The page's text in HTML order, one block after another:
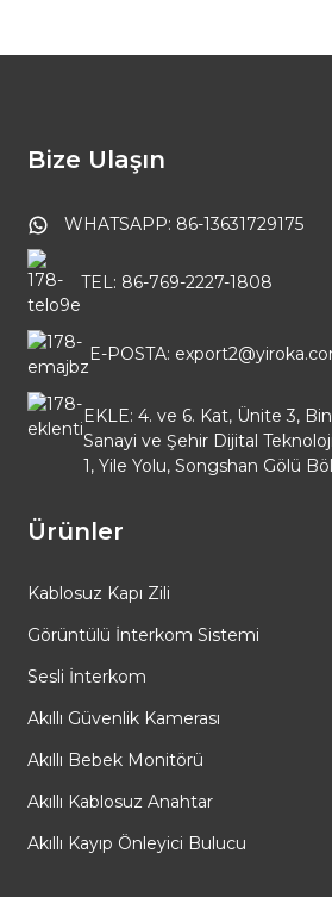
Bize Ulaşın
WHATSAPP: 86-13631729175
TEL: 86-769-2227-1808
E-POSTA:
EKLE: 4. ve 6. Kat, Ünite 3,
Sanayi ve Şehir Dijital
1, Yile Yolu, Songshan Gölü
Ürünler
Kablosuz Kapı Zili
Görüntülü İnterkom Sistemi
Sesli İnterkom
Akıllı Güvenlik Kamerası
Akıllı Bebek Monitörü
Akıllı Kablosuz Anahtar
Akıllı Kayıp Önleyici Bulucu